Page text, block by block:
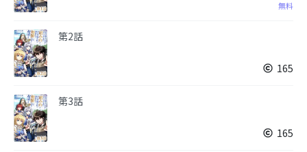
無料
第2話
165
第3話
165